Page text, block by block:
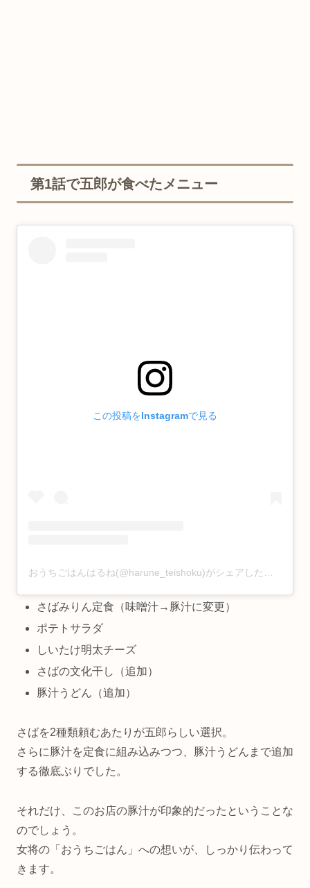
第1話で五郎が食べたメニュー
この投稿をInstagramで見る
おうちごはんはるね(@harune_teishoku)がシェアした投稿
さばみりん定食（味噌汁→豚汁に変更）
ポテトサラダ
しいたけ明太チーズ
さばの文化干し（追加）
豚汁うどん（追加）
さばを2種類頼むあたりが五郎らしい選択。
さらに豚汁を定食に組み込みつつ、豚汁うどんまで追加
する徹底ぶりでした。
それだけ、このお店の豚汁が印象的だったということな
のでしょう。
女将の「おうちごはん」への想いが、しっかり伝わって
きます。